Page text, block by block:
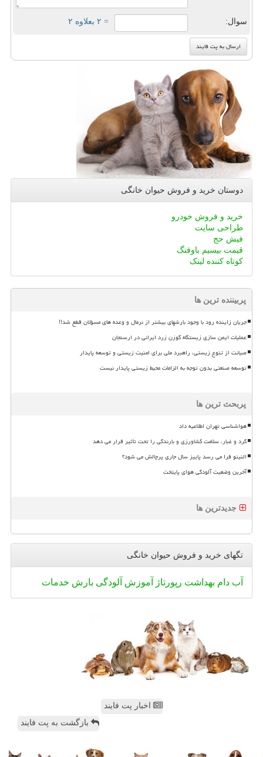
سوال: = ۲ بعلاوه ۲
دوستان خرید و فروش حیوان خانگی
خرید و فروش خودرو
طراحی سایت
فیش حج
قیمت بیسیم باوفنگ
کوتاه کننده لینک
پربیننده ترین ها
جریان زاینده رود با وجود بارشهای بیشتر از نرمال و وعده های مسؤلان قطع شد!!
عملیات ایمن سازی زیستگاه گوزن زرد ایرانی در ارسنجان
صیانت از تنوع زیستی، راهبرد ملی برای امنیت زیستی و توسعه پایدار
توسعه صنعتی بدون توجه به الزامات محیط زیستی پایدار نیست
پربحث ترین ها
هواشناسی تهران اطلاعیه داد
گرد و غبار، سلامت کشاورزی و بارندگی را تحت تأثیر قرار می دهد
النینو فرا می رسد پاییز سال جاری پرچالش می شود؟
آخرین وضعیت آلودگی هوای پایتخت
جدیدترین ها
تگهای خرید و فروش حیوان خانگی
آب دام بهداشت رپورتاژ آموزش آلودگی بارش خدمات
اخبار پت فایند
بازگشت به پت فایند